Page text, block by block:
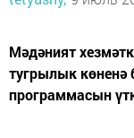
Мәдәният
тугрылык көненә
программасын